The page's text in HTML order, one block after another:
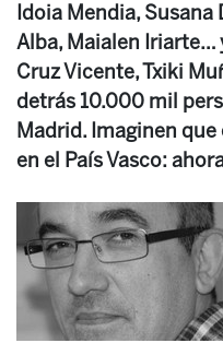
Idoia Mendia, Susana
Alba, Maialen Iriarte…
Cruz Vicente, Txiki
detrás 10.000 mil
Madrid. Imaginen que
en el País Vasco: